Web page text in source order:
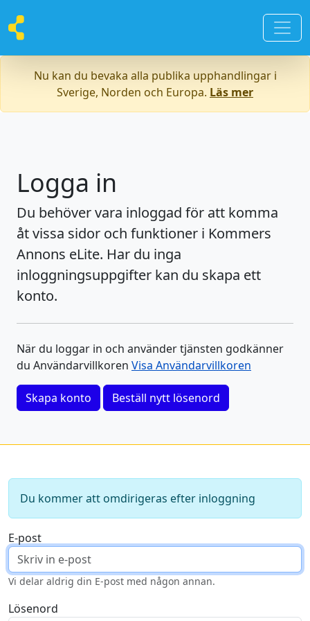
Nu kan du bevaka alla publika upphandlingar i
Sverige, Norden och Europa. Läs mer
Logga in
Du behöver vara inloggad för att komma
åt vissa sidor och funktioner i Kommers
Annons eLite. Har du inga
inloggningsuppgifter kan du skapa ett
konto.
När du loggar in och använder tjänsten godkänner
du Användarvillkoren Visa Användarvillkoren
Skapa konto Beställ nytt lösenord
Du kommer att omdirigeras efter inloggning
E-post
Vi delar aldrig din E-post med någon annan.
Lösenord